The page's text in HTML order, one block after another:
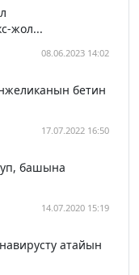
жол...
08.06.2023 14:02
бетин
17.07.2022 16:50
башына
14.07.2020 15:19
атайын